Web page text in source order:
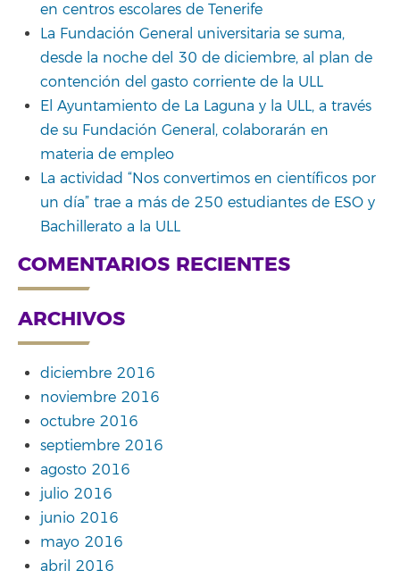
en centros escolares de Tenerife
La Fundación General universitaria se suma,
desde la noche del 30 de diciembre, al plan de
contención del gasto corriente de la ULL
El Ayuntamiento de La Laguna y la ULL, a través
de su Fundación General, colaborarán en
materia de empleo
La actividad “Nos convertimos en científicos por
un día” trae a más de 250 estudiantes de ESO y
Bachillerato a la ULL
COMENTARIOS RECIENTES
ARCHIVOS
diciembre 2016
noviembre 2016
octubre 2016
septiembre 2016
agosto 2016
julio 2016
junio 2016
mayo 2016
abril 2016